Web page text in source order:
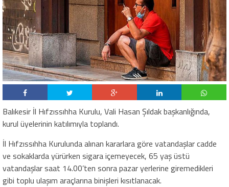
Balıkesir İl Hıfzıssıhha Kurulu, Vali Hasan Şıldak başkanlığında,
kurul üyelerinin katılımıyla toplandı.
İl Hıfzıssıhha Kurulunda alınan kararlara göre vatandaşlar cadde
ve sokaklarda yürürken sigara içemeyecek, 65 yaş üstü
vatandaşlar saat 14.00’ten sonra pazar yerlerine giremedikleri
gibi toplu ulaşım araçlarına binişleri kısıtlanacak.